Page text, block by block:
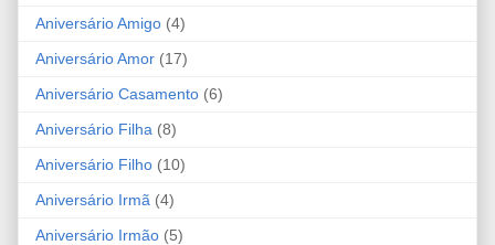
Aniversário Amigo (4)
Aniversário Amor (17)
Aniversário Casamento (6)
Aniversário Filha (8)
Aniversário Filho (10)
Aniversário Irmã (4)
Aniversário Irmão (5)